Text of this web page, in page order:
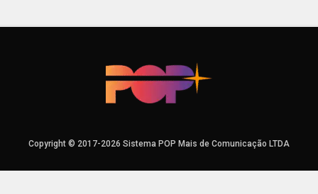
Copyright © 2017-2026 Sistema POP Mais de Comunicação LTDA